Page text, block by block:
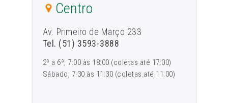
Centro
Av. Primeiro de Março 233
Tel. (51) 3593-3888
2ª a 6ª, 7:00 às 18:00 (coletas até 17:00)
Sábado, 7:30 às 11:30 (coletas até 11:00)